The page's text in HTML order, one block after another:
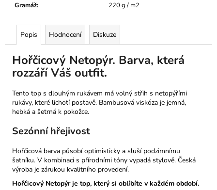
Gramáž: 220 g / m2
Popis Hodnocení Diskuze
Hořčicový Netopýr. Barva, která
rozzáří Váš outfit.
Tento top s dlouhým rukávem má volný střih s netopýřími
rukávy, které lichotí postavě. Bambusová viskóza je jemná,
hebká a šetrná k pokožce.
Sezónní hřejivost
Hořčicová barva působí optimisticky a sluší podzimnímu
šatníku. V kombinaci s přírodními tóny vypadá stylově. Česká
výroba je zárukou kvalitního provedení.
Hořčicový Netopýr je top, který si oblíbíte v každém období.